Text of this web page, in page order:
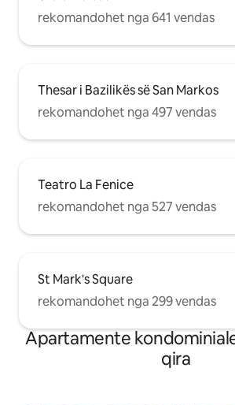
rekomandohet nga 641 vendas
Thesar i Bazilikës së San Markos
rekomandohet nga 497 vendas
Teatro La Fenice
rekomandohet nga 527 vendas
St Mark's Square
rekomandohet nga 299 vendas
Apartamente
qira